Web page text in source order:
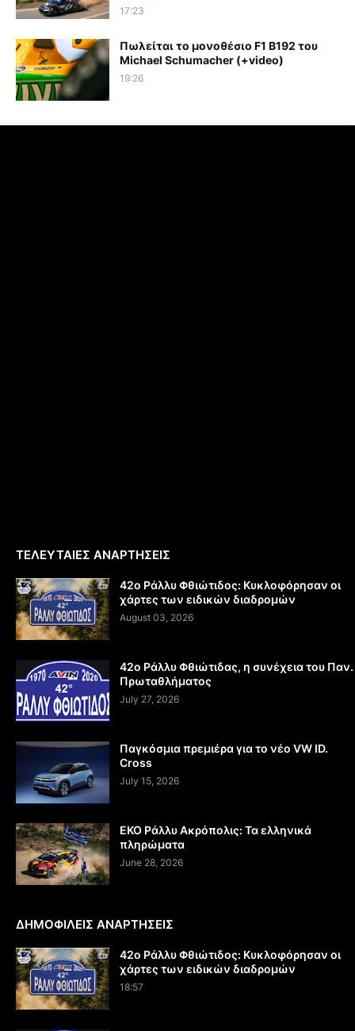
17:23
Πωλείται το μονοθέσιο F1 B192 του
Michael Schumacher (+video)
19:26
ΤΕΛΕΥΤΑΙΕΣ ΑΝΑΡΤΗΣΕΙΣ
42ο Ράλλυ Φθιώτιδος: Κυκλοφόρησαν οι
χάρτες των ειδικών διαδρομών
August 03, 2026
42ο Ράλλυ Φθιώτιδας, η συνέχεια του Παν.
Πρωταθλήματος
July 27, 2026
Παγκόσμια πρεμιέρα για το νέο VW ID.
Cross
July 15, 2026
EKO Ράλλυ Ακρόπολις: Τα ελληνικά
πληρώματα
June 28, 2026
ΔΗΜΟΦΙΛΕΙΣ ΑΝΑΡΤΗΣΕΙΣ
42ο Ράλλυ Φθιώτιδος: Κυκλοφόρησαν οι
χάρτες των ειδικών διαδρομών
18:57